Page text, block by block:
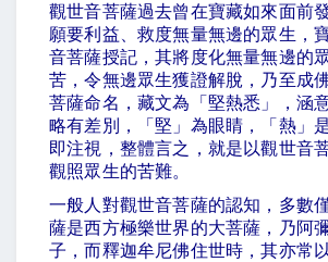
觀世音菩薩過去曾在寶藏如來面前
願要利益、救度無量無邊的眾生，
音菩薩授記，其將度化無量無邊的
苦，令無邊眾生獲證解脫，乃至成
菩薩命名，藏文為「堅熱悉」，涵
略有差別，「堅」為眼睛，「熱」
即注視，整體言之，就是以觀世音
觀照眾生的苦難。
一般人對觀世音菩薩的認知，多數
薩是西方極樂世界的大菩薩，乃阿
子，而釋迦牟尼佛住世時，其亦常